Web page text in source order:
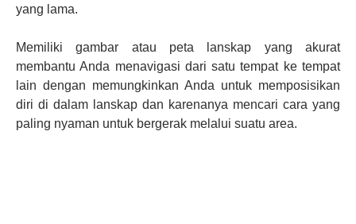
yang lama.
Memiliki gambar atau peta lanskap yang akurat
membantu Anda menavigasi dari satu tempat ke tempat
lain dengan memungkinkan Anda untuk memposisikan
diri di dalam lanskap dan karenanya mencari cara yang
paling nyaman untuk bergerak melalui suatu area.